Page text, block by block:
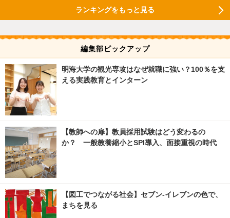
ランキングをもっと見る
編集部ピックアップ
明海大学の観光専攻はなぜ就職に強い？100％を支
える実践教育とインターン
【教師への扉】教員採用試験はどう変わるの
か？ 一般教養縮小とSPI導入、面接重視の時代
【図工でつながる社会】セブン‐イレブンの色で、
まちを見る